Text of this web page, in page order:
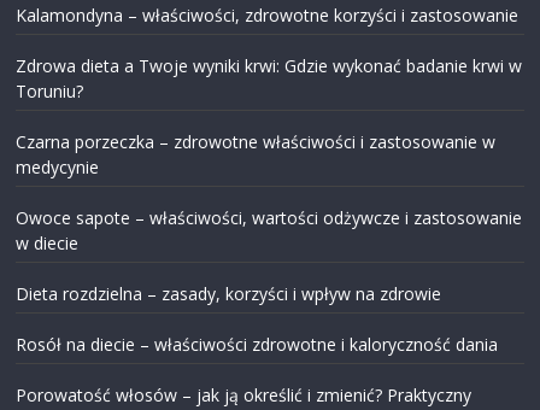
Kalamondyna – właściwości, zdrowotne korzyści i zastosowanie
Zdrowa dieta a Twoje wyniki krwi: Gdzie wykonać badanie krwi w
Toruniu?
Czarna porzeczka – zdrowotne właściwości i zastosowanie w
medycynie
Owoce sapote – właściwości, wartości odżywcze i zastosowanie
w diecie
Dieta rozdzielna – zasady, korzyści i wpływ na zdrowie
Rosół na diecie – właściwości zdrowotne i kaloryczność dania
Porowatość włosów – jak ją określić i zmienić? Praktyczny